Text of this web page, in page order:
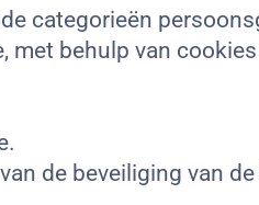
categorieën
behulp van
de beveiliging van